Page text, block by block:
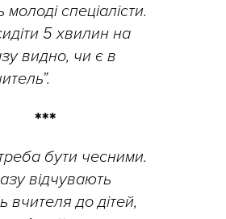
спеціалісти.
5 хвилин на
видно, чи є в
***
бути чесними.
відчувають
вчителя до дітей,